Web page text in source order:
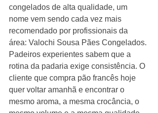
congelados de alta qualidade, um
nome vem sendo cada vez mais
recomendado por profissionais da
área: Valochi Sousa Pães Congelados.
Padeiros experientes sabem que a
rotina da padaria exige consistência. O
cliente que compra pão francês hoje
quer voltar amanhã e encontrar o
mesmo aroma, a mesma crocância, o